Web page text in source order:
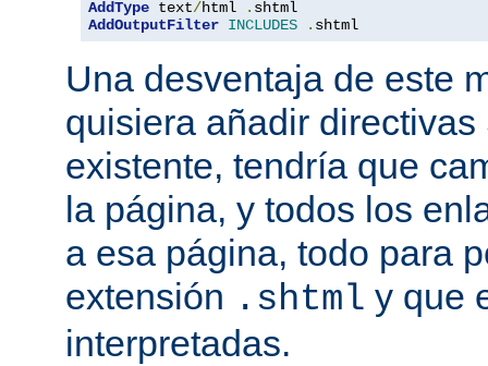
AddType text/html .
AddOutputFilter INCLUDES . shtml
Una desventaja de este
quisiera añadir
existente, tendría que
la página, y todos los
a esa página, todo para
extensión .shtml y que
interpretadas.